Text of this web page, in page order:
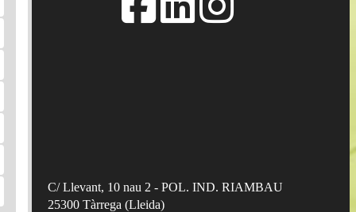
C/ Llevant, 10 nau 2 - POL. IND. RIAMBAU
25300 Tàrrega (Lleida)